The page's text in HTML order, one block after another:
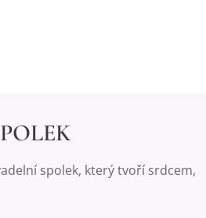
spolek, který tvoří srdcem,